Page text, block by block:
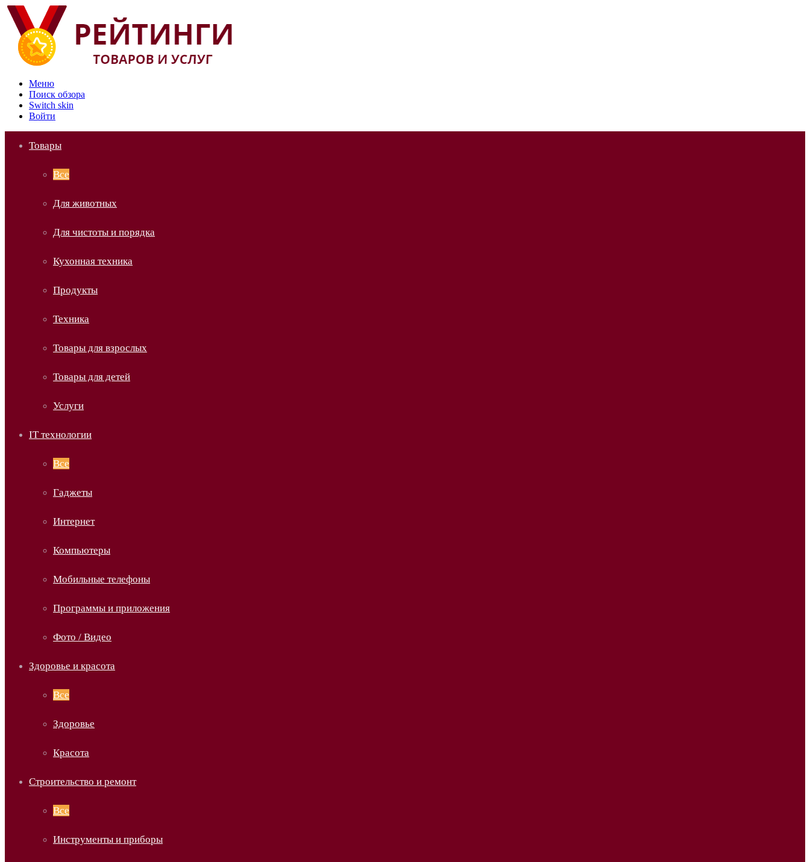
Меню
Поиск обзора
Switch skin
Войти
Товары
Все
Для животных
Для чистоты и порядка
Кухонная техника
Продукты
Техника
Товары для взрослых
Товары для детей
Услуги
IT технологии
Все
Гаджеты
Интернет
Компьютеры
Мобильные телефоны
Программы и приложения
Фото / Видео
Здоровье и красота
Все
Здоровье
Красота
Строительство и ремонт
Все
Инструменты и приборы